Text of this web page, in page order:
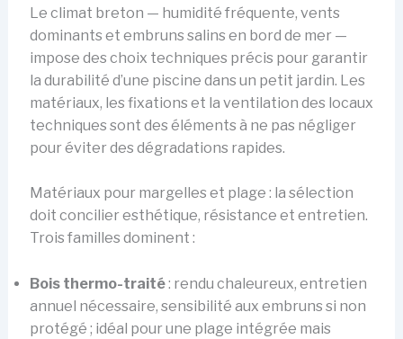
Le climat breton — humidité fréquente, vents
dominants et embruns salins en bord de mer —
impose des choix techniques précis pour garantir
la durabilité d’une piscine dans un petit jardin. Les
matériaux, les fixations et la ventilation des locaux
techniques sont des éléments à ne pas négliger
pour éviter des dégradations rapides.
Matériaux pour margelles et plage : la sélection
doit concilier esthétique, résistance et entretien.
Trois familles dominent :
Bois thermo-traité: rendu chaleureux, entretien
annuel nécessaire, sensibilité aux embruns si non
protégé ; idéal pour une plage intégrée mais